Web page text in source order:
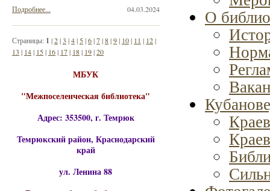
О
04.03.2024
Подробнее...
Страницы: 1 |2|3 |4| 5|6|7|8|9| 10| 11 | 12|
13 | 14| 15| 16| 17| 18| 19|20
МБУК
"Межпоселенческая библиотека"
Адрес: 353500, г. Темрюк
Темрюкский район, Краснодарский
край
ул. Ленина 88